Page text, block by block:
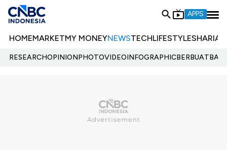
APPS
HOMEMARKETMY MONEYNEWSTECHLIFESTYLESHARIA
RESEARCHOPINIONPHOTOVIDEOINFOGRAPHIC